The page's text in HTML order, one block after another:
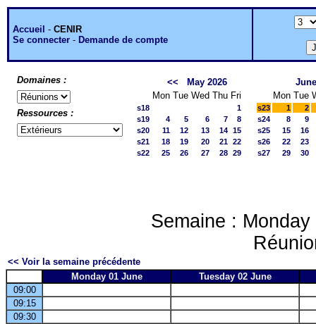
Accueil - CENIR
Se connecter - Demande de compte
Domaines :
Ressources :
<<
May 2026
Mon Tue Wed Thu Fri
s18
1
s19
4 5 6 7
8
s20
11 12 13 14 15
s21
18 19 20 21 22
s22
25 26 27 28 29
Mon Tue
s23 1
2
s24
8
9
s25
15
16
s26
22
23
s27
29 30
Semaine :
<< Voir la semaine précédente
Monday 01 June
Tuesday 02 June
09:00
09:15
09:30